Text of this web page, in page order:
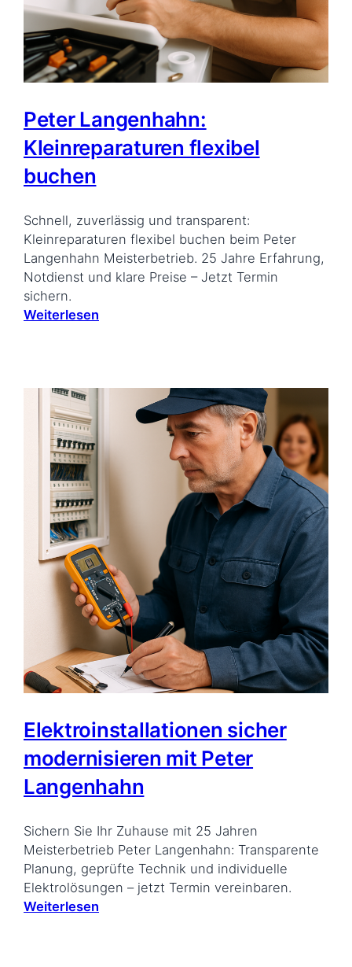
Peter Langenhahn:
Kleinreparaturen flexibel
buchen
Schnell, zuverlässig und transparent:
Kleinreparaturen flexibel buchen beim Peter
Langenhahn Meisterbetrieb. 25 Jahre Erfahrung,
Notdienst und klare Preise – Jetzt Termin
sichern.
Weiterlesen
Elektroinstallationen sicher
modernisieren mit Peter
Langenhahn
Sichern Sie Ihr Zuhause mit 25 Jahren
Meisterbetrieb Peter Langenhahn: Transparente
Planung, geprüfte Technik und individuelle
Elektrolösungen – jetzt Termin vereinbaren.
Weiterlesen